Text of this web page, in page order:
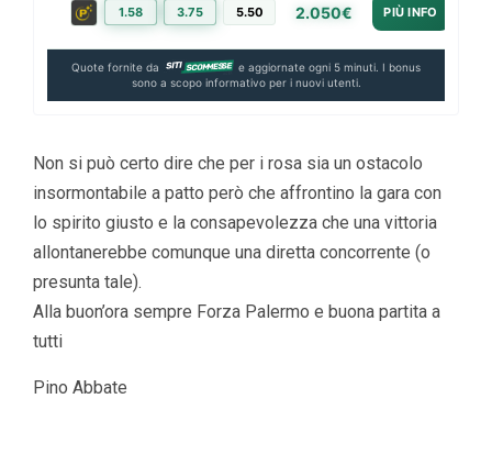
1.58 3.75 5.50 2.050€ PIÙ INFO
Quote fornite da
e aggiornate ogni 5 minuti. I bonus
sono a scopo informativo per i nuovi utenti.
Non si può certo dire che per i rosa sia un ostacolo
insormontabile a patto però che affrontino la gara con
lo spirito giusto e la consapevolezza che una vittoria
allontanerebbe comunque una diretta concorrente (o
presunta tale).
Alla buon’ora sempre Forza Palermo e buona partita a
tutti
Pino Abbate